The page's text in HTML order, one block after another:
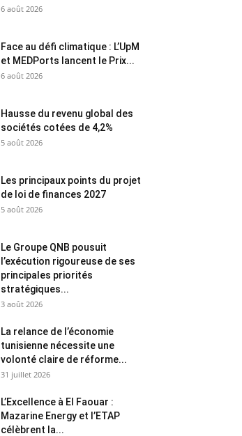
6 août 2026
Face au défi climatique : L’UpM
et MEDPorts lancent le Prix...
6 août 2026
Hausse du revenu global des
sociétés cotées de 4,2%
5 août 2026
Les principaux points du projet
de loi de finances 2027
5 août 2026
Le Groupe QNB pousuit
l’exécution rigoureuse de ses
principales priorités
stratégiques...
3 août 2026
La relance de l’économie
tunisienne nécessite une
volonté claire de réforme...
31 juillet 2026
L’Excellence à El Faouar :
Mazarine Energy et l’ETAP
célèbrent la...